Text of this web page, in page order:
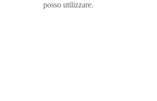
posso utilizzare.